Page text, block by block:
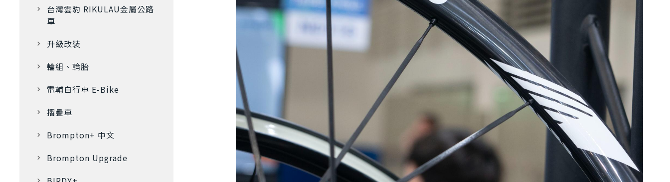
台灣雲豹 RIKULAU金屬公路
車
升級改裝
輪組、輪胎
電輔自行車 E-Bike
摺疊車
Brompton+ 中文
Brompton Upgrade